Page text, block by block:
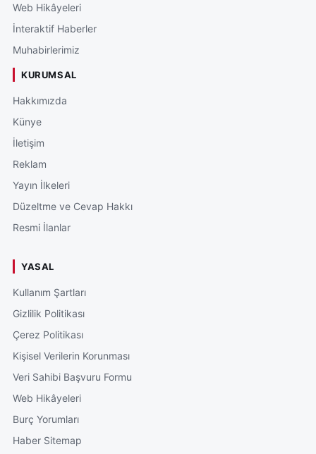
Web Hikâyeleri
İnteraktif Haberler
Muhabirlerimiz
KURUMSAL
Hakkımızda
Künye
İletişim
Reklam
Yayın İlkeleri
Düzeltme ve Cevap Hakkı
Resmi İlanlar
YASAL
Kullanım Şartları
Gizlilik Politikası
Çerez Politikası
Kişisel Verilerin Korunması
Veri Sahibi Başvuru Formu
Web Hikâyeleri
Burç Yorumları
Haber Sitemap